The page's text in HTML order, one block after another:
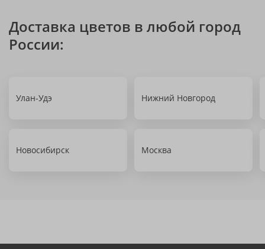
Доставка цветов в любой город
России:
Улан-Удэ Нижний Новгород
Новосибирск Москва